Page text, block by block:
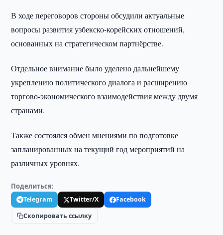
В ходе переговоров стороны обсудили актуальные
вопросы развития узбекско-корейских отношений,
основанных на стратегическом партнёрстве.
Отдельное внимание было уделено дальнейшему
укреплению политического диалога и расширению
торгово-экономического взаимодействия между двумя
странами.
Также состоялся обмен мнениями по подготовке
запланированных на текущий год мероприятий на
различных уровнях.
Поделиться:
Telegram Twitter/X
Facebook
Скопировать ссылку